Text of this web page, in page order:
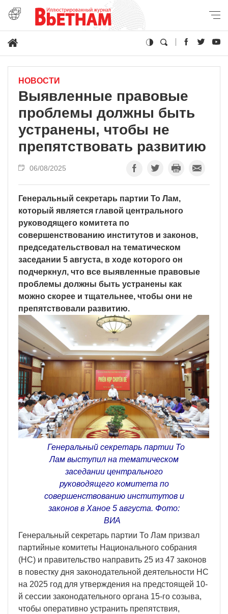
НОВОСТИ
Выявленные правовые
проблемы должны быть
устранены, чтобы не
препятствовать развитию
06/08/2025
Генеральный секретарь партии То Лам,
который является главой центрального
руководящего комитета по
совершенствованию институтов и законов,
председательствовал на тематическом
заседании 5 августа, в ходе которого он
подчеркнул, что все выявленные правовые
проблемы должны быть устранены как
можно скорее и тщательнее, чтобы они не
препятствовали развитию.
Генеральный секретарь партии То
Лам выступил на тематическом
заседании центрального
руководящего комитета по
совершенствованию институтов и
законов в Ханое 5 августа. Фото:
ВИA
Генеральный секретарь партии То Лам призвал
партийные комитеты Национального собрания
(НС) и правительство направить 25 из 47 законов
в повестку дня законодательной деятельности НС
на 2025 год для утверждения на предстоящей 10-
й сессии законодательного органа 15-го созыва,
чтобы оперативно устранить препятствия,